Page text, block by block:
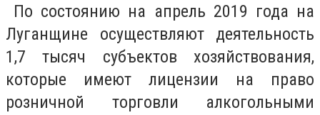
По состоянию на апрель 2019 года на
Луганщине осуществляют деятельность
1,7 тысяч субъектов хозяйствования,
которые имеют лицензии на право
розничной торговли алкогольными